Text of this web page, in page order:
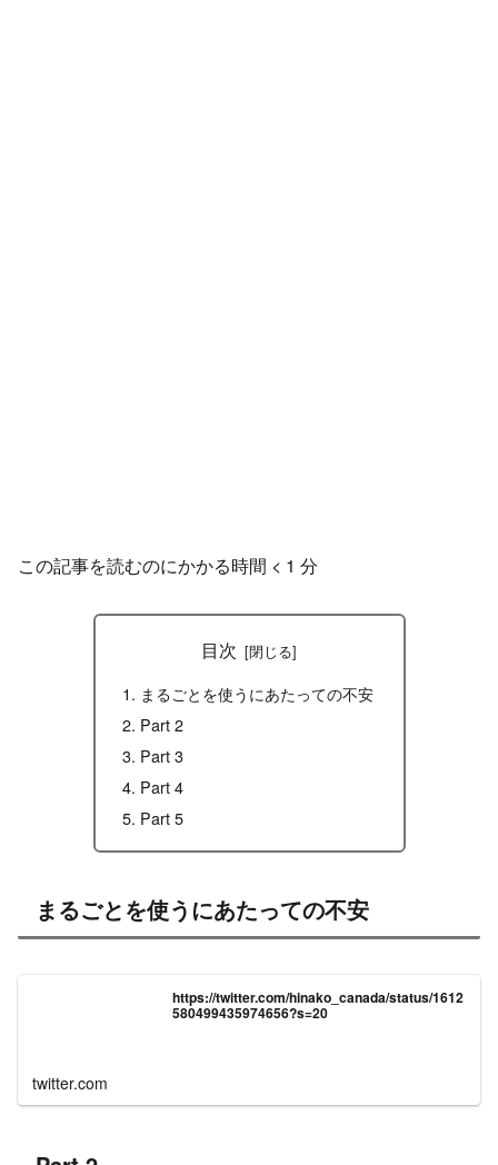
この記事を読むのにかかる時間 < 1 分
目次
まるごとを使うにあたっての不安
Part 2
Part 3
Part 4
Part 5
まるごとを使うにあたっての不安
https://twitter.com/hinako_canada/status/1612
580499435974656?s=20
twitter.com